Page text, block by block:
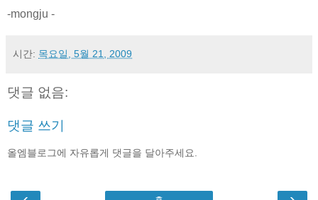
-mongju -
시간: 목요일, 5월 21, 2009
댓글 없음:
댓글 쓰기
올엠블로그에 자유롭게 댓글을 달아주세요.